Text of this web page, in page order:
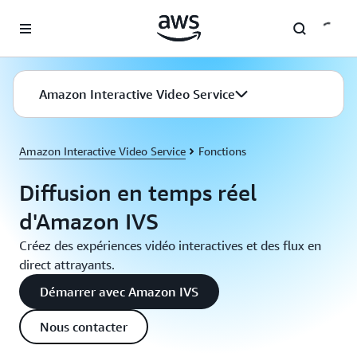
Amazon Interactive Video Service
Amazon Interactive Video Service Fonctions
Diffusion en temps réel
d'Amazon IVS
Créez des expériences vidéo interactives et des flux en
direct attrayants.
Démarrer avec Amazon IVS
Nous contacter